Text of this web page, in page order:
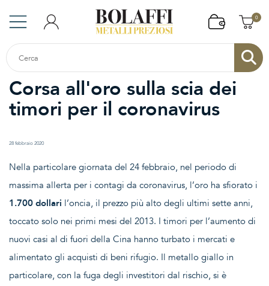
0
Corsa all'oro sulla scia dei
timori per il coronavirus
28 febbraio 2020
Nella particolare giornata del 24 febbraio, nel periodo di
massima allerta per i contagi da coronavirus, l’oro ha sfiorato i
1.700 dollari l’oncia, il prezzo più alto degli ultimi sette anni,
toccato solo nei primi mesi del 2013. I timori per l’aumento di
nuovi casi al di fuori della Cina hanno turbato i mercati e
alimentato gli acquisti di beni rifugio. Il metallo giallo in
particolare, con la fuga degli investitori dal rischio, si è